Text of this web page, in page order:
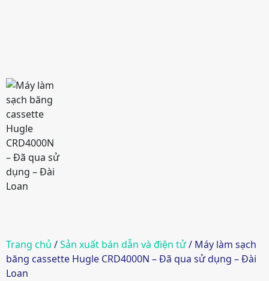
Trang chủ/Sản xuất bán dẫn và điện tử/ Máy làm sạch
băng cassette Hugle CRD4000N – Đã qua sử dụng – Đài